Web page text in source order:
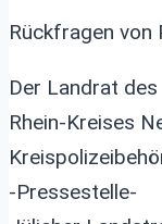
Rückfragen
Der Landrat des
Rhein-Kreises
-Pressestelle-